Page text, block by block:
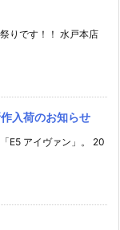
りです！！ 水戸本店
入荷のお知らせ
E5 アイヴァン」。 20